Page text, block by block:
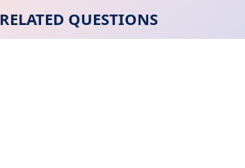
RELATED QUESTIONS